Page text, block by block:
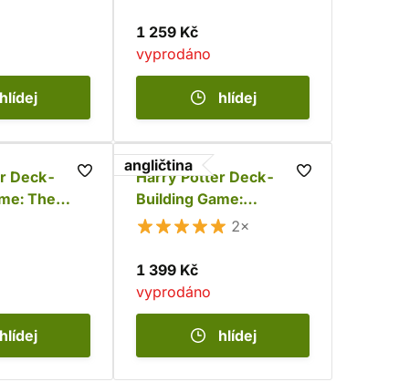
hlídej
1 259 Kč
vyprodáno
hlídej
Deck-
The
hlídej
angličtina
Harry Potter Deck-
Building Game:
Hogwarts Battle
2×
1 399 Kč
vyprodáno
hlídej